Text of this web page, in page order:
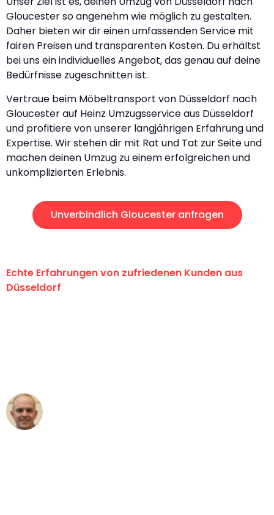
Gloucester so angenehm wie möglich zu gestalten.
Daher bieten wir dir einen umfassenden Service mit
fairen Preisen und transparenten Kosten. Du erhältst
bei uns ein individuelles Angebot, das genau auf deine
Bedürfnisse zugeschnitten ist.
Vertraue beim Möbeltransport von Düsseldorf nach
Gloucester auf Heinz Umzugsservice aus Düsseldorf
und profitiere von unserer langjährigen Erfahrung und
Expertise. Wir stehen dir mit Rat und Tat zur Seite und
machen deinen Umzug zu einem erfolgreichen und
unkomplizierten Erlebnis.
Unverbindlich Gloucester anfragen
Echte Erfahrungen von zufriedenen Kunden aus
Düsseldorf